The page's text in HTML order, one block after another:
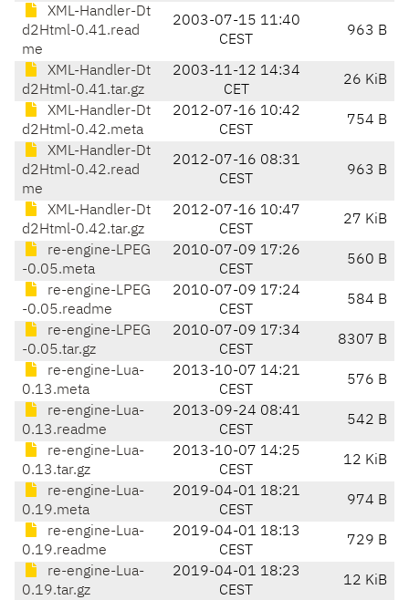
XML-Handler-Dt
d2Html-0.41.read
me
2003-07-15 11:40
CEST
963 B
XML-Handler-Dt
d2Html-0.41.tar.gz
2003-11-12 14:34
CET
26 KiB
XML-Handler-Dt
d2Html-0.42.meta
2012-07-16 10:42
CEST
754 B
XML-Handler-Dt
d2Html-0.42.read
me
2012-07-16 08:31
CEST
963 B
XML-Handler-Dt
d2Html-0.42.tar.gz
2012-07-16 10:47
CEST
27 KiB
re-engine-LPEG
-0.05.meta
2010-07-09 17:26
CEST
560 B
re-engine-LPEG
-0.05.readme
2010-07-09 17:24
CEST
584 B
re-engine-LPEG
-0.05.tar.gz
2010-07-09 17:34
CEST
8307 B
re-engine-Lua-
0.13.meta
2013-10-07 14:21
CEST
576 B
re-engine-Lua-
0.13.readme
2013-09-24 08:41
CEST
542 B
re-engine-Lua-
0.13.tar.gz
2013-10-07 14:25
CEST
12 KiB
re-engine-Lua-
0.19.meta
2019-04-01 18:21
CEST
974 B
re-engine-Lua-
0.19.readme
2019-04-01 18:13
CEST
729 B
re-engine-Lua-
0.19.tar.gz
2019-04-01 18:23
CEST
12 KiB